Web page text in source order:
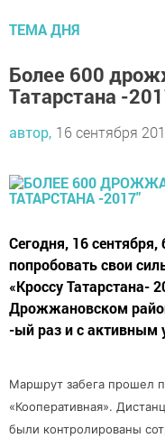
ТЕМА ДНЯ
Более 600
Татарстана -
автор, 16 сентября
Сегодня, 16
попробовать свои
«Кроссу Татарстана-
Дрожжановском
-ый раз и с активным
Маршрут забега прошел
«Кооперативная».
были контролированы